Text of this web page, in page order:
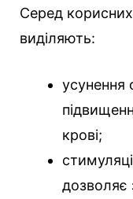
Серед
виділяють:
усунення
крові;
дозволяє